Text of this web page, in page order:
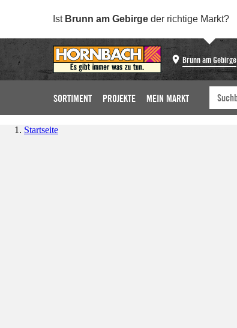
Ist Brunn am Gebirge der richtige Markt?
Brunn am Gebirge
SORTIMENT PROJEKTE MEIN MARKT
Startseite